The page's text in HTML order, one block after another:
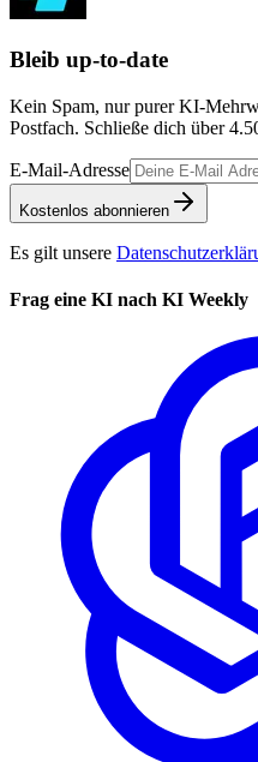
Bleib up-to-date
Kein Spam, nur purer KI-
Postfach. Schließe dich über
E-Mail-Adresse
Kostenlos abonnieren
Es gilt unsere
Frag eine KI nach KI Weekly